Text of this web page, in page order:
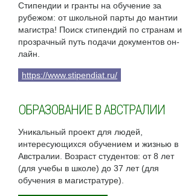
Стипендии и гранты на обучение за
рубежом: от школьной парты до мантии
магистра! Поиск стипендий по странам и
прозрачный путь подачи документов он-
лайн.
https://www.stipendiat.ru/
ОБРАЗОВАНИЕ В АВСТРАЛИИ
Уникальный проект для людей,
интересующихся обучением и жизнью в
Австралии. Возраст студентов: от 8 лет
(для учебы в школе) до 37 лет (для
обучения в магистратуре).